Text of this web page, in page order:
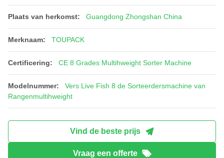
Plaats van herkomst: Guangdong Zhongshan China
Merknaam: TOUPACK
Certificering: CE 8 Grades Multihweight Sorter Machine
Modelnummer:
Vers Live Fish 8 de Sorteerdersmachine van
Rangenmultihweight
Vind de beste prijs
Vraag een offerte